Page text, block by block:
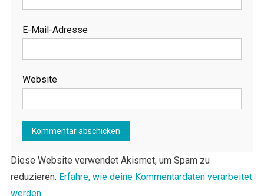
E-Mail-Adresse
Website
Diese Website verwendet Akismet, um Spam zu
reduzieren. Erfahre, wie deine Kommentardaten verarbeitet
werden.